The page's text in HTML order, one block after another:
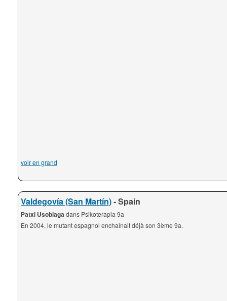
voir en grand
Valdegovía (San Martín)- Spain
Patxi Usobiagadans Psikoterapia 9a
En 2004, le mutant espagnol enchaînait déjà son 3ème 9a.